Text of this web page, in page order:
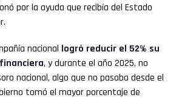
por la ayuda que recibía del Estado
nacional logró reducir el 52% su
, y durante el año 2025, no
nacional, algo que no pasaba desde el
tomó el mayor porcentaje de